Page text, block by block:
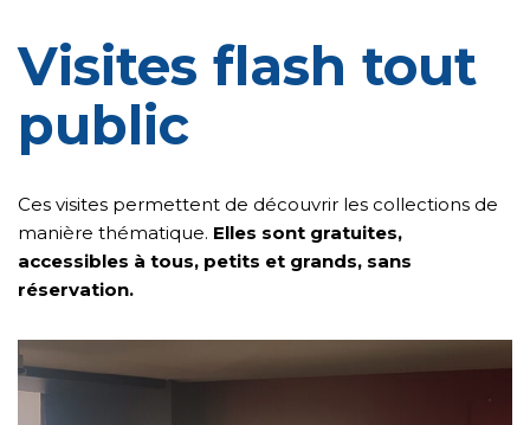
Visites flash tout
public
Ces visites permettent de découvrir les collections de
manière thématique. Elles sont gratuites,
accessibles à tous, petits et grands, sans
réservation.